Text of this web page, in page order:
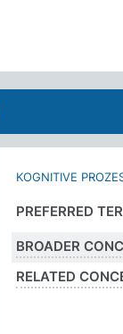
KOGNITIVE
PREFERRED
BROADER
RELATED